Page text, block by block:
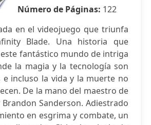
Número de Páginas: 122
en el videojuego que triunfa
Blade. Una historia que
fantástico mundo de intriga
la magia y la tecnología son
e incluso la vida y la muerte no
De la mano del maestro de
Sanderson. Adiestrado
en esgrima y combate, un